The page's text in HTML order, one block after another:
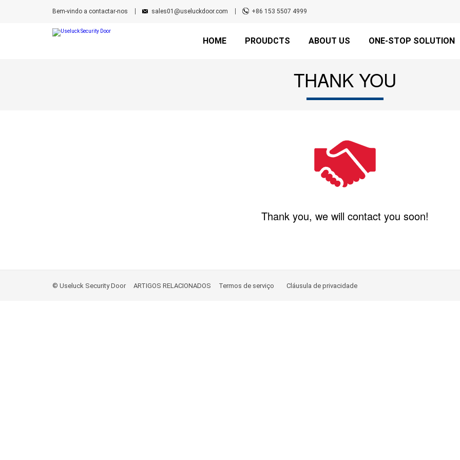
Bem-vindo a contactar-nos sales01@useluckdoor.com +86 153 5507 4999
HOME PROUDCTS ABOUT US ONE-STOP SOLUTION
THANK YOU
Thank you, we will contact you soon!
© Useluck Security Door ARTIGOS RELACIONADOS Termos de serviço Cláusula de privacidade